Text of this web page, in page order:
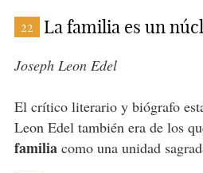
22 La familia es un
Joseph Leon Edel
El crítico literario y biógrafo
Leon Edel también era de los
familiacomo una unidad